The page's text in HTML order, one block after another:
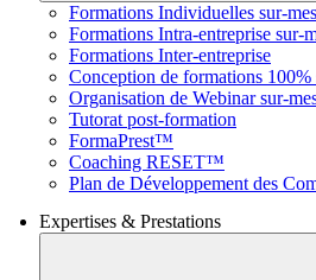
Formations Individuelles sur-
Formations Intra-entreprise sur-
Formations Inter-entreprise
Conception de formations 100%
Organisation de Webinar sur-
Tutorat post-formation
FormaPrest™
Coaching RESET™
Plan de Développement des
Expertises & Prestations